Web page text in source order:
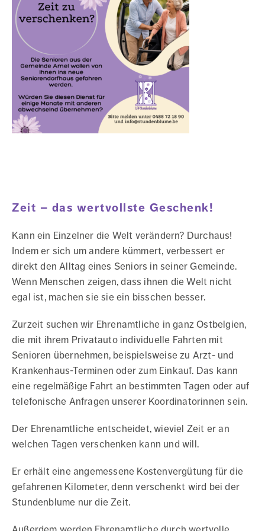
weniger
mobile
Menschen
Zeit – das wertvollste Geschenk!
Kann ein Einzelner die Welt verändern? Durchaus!
Indem er sich um andere kümmert, verbessert er
direkt den Alltag eines Seniors in seiner Gemeinde.
Wenn Menschen zeigen, dass ihnen die Welt nicht
egal ist, machen sie sie ein bisschen besser.
Zurzeit suchen wir Ehrenamtliche in ganz Ostbelgien,
die mit ihrem Privatauto individuelle Fahrten mit
Senioren übernehmen, beispielsweise zu Arzt- und
Krankenhaus-Terminen oder zum Einkauf. Das kann
eine regelmäßige Fahrt an bestimmten Tagen oder auf
telefonische Anfragen unserer Koordinatorinnen sein.
Der Ehrenamtliche entscheidet, wieviel Zeit er an
welchen Tagen verschenken kann und will.
Er erhält eine angemessene Kostenvergütung für die
gefahrenen Kilometer, denn verschenkt wird bei der
Stundenblume nur die Zeit.